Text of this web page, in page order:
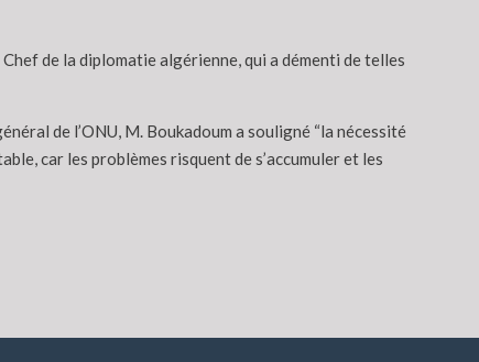
de la diplomatie algérienne, qui a démenti de telles
de l’ONU, M. Boukadoum a souligné “la nécessité
car les problèmes risquent de s’accumuler et les